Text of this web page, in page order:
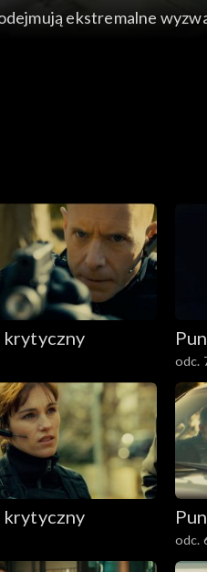
ekstremalne
krytyczny
odc.
krytyczny
odc.